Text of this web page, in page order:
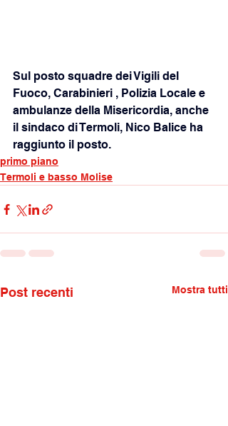
Sul posto squadre dei Vigili del
Fuoco, Carabinieri , Polizia Locale e
ambulanze della Misericordia, anche
il sindaco di Termoli, Nico Balice ha
raggiunto il posto.
primo piano
Termoli e basso Molise
Post recenti Mostra tutti